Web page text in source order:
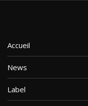
Accueil
News
Label